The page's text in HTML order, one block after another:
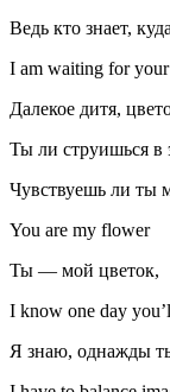
Ведь кто знает,
I am waiting for
Далекое дитя,
Ты ли струишься в
Чувствуешь ли ты
You are my flower
Ты — мой цветок,
I know one day
Я знаю, однажды